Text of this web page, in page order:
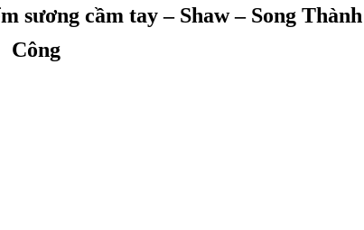
sương cầm tay – Shaw – Song Thành
Công